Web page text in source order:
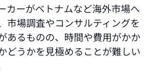
カーがベトナムなど海外市場へ
市場調査やコンサルティングを
あるものの、時間や費用がかか
どうかを見極めることが難しい